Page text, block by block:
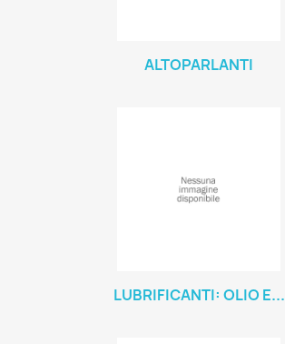
ALTOPARLANTI
LUBRIFICANTI: OLIO E...